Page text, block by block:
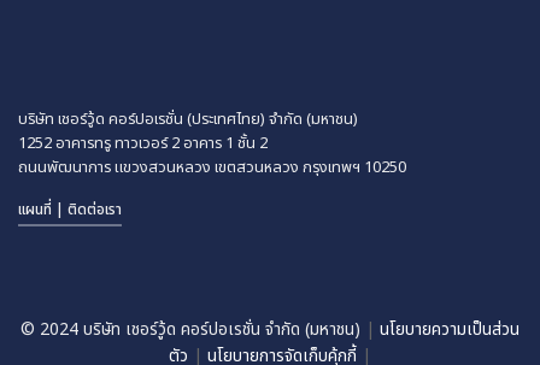
บริษัท เชอร์วู้ด คอร์ปอเรชั่น (ประเทศไทย) จำกัด (มหาชน)
1252 อาคารทรู ทาวเวอร์ 2 อาคาร 1 ชั้น 2
ถนนพัฒนาการ แขวงสวนหลวงเขตสวนหลวง กรุงเทพฯ 10250
แผนที่ | ติดต่อเรา
© 2024 บริษัท เชอร์วู้ด คอร์ปอเรชั่น จำกัด (มหาชน) |นโยบายความเป็นส่วน
ตัว | นโยบายการจัดเก็บคุ้กกี้ |